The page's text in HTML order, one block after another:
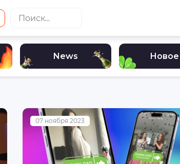
News Новое
07 ноября 2023